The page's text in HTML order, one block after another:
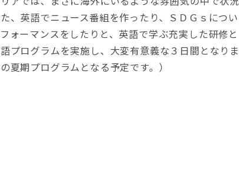
、英語でニュース番組を作ったり、ＳＤＧｓについ
ォーマンスをしたりと、英語で学ぶ充実した研修と
プログラムを実施し、大変有意義な３日間となりま
夏期プログラムとなる予定です。）